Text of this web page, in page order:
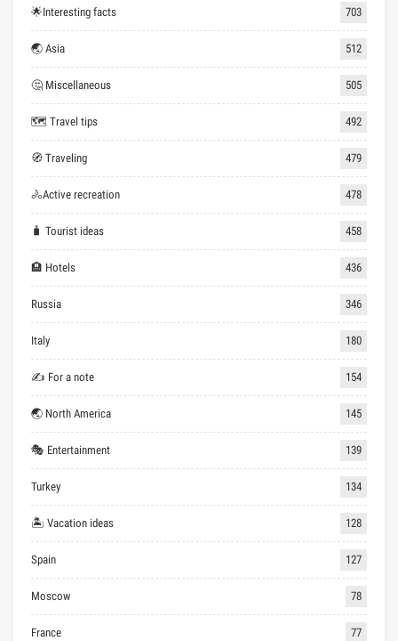
🌟Interesting facts 703
🌏 Asia 512
🤔 Miscellaneous 505
🗺 Travel tips 492
🧭 Traveling 479
🚴Active recreation 478
🧳 Tourist ideas 458
🏨 Hotels 436
Russia 346
Italy 180
✍ For a note 154
🌏 North America 145
🎭 Entertainment 139
Turkey 134
🏝 Vacation ideas 128
Spain 127
Moscow 78
France 77